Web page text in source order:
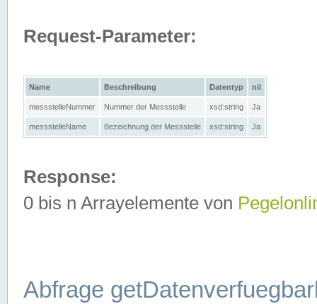
Request-Parameter:
Name Beschreibung Datentyp nil
messstelleNummer Nummer der Messstelle xsd:string Ja
messstelleName Bezeichnung der Messstelle xsd:string Ja
Response:
0 bis n Arrayelemente von
Abfrage